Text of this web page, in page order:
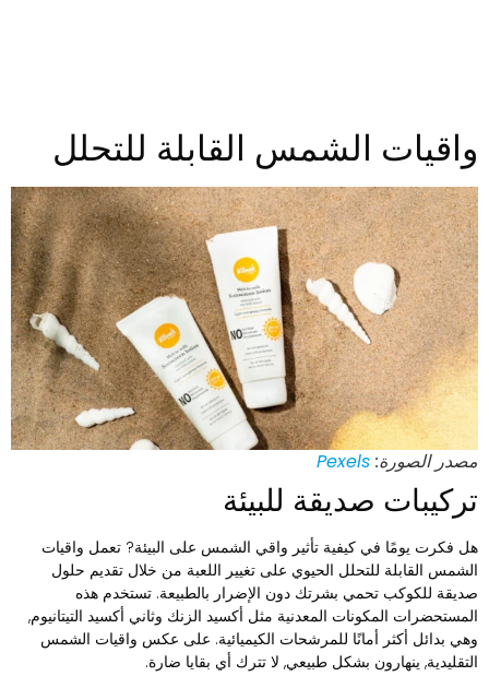
الشمس القابلة للتحلل
الصورة:Pexels
صديقة للبيئة
فكرت يومًا في كيفية تأثير واقي الشمس على البيئة? تعمل واقيات
القابلة للتحلل الحيوي على تغيير اللعبة من خلال تقديم حلول
للكوكب تحمي بشرتك دون الإضرار بالطبيعة. تستخدم هذه
المكونات المعدنية مثل أكسيد الزنك وثاني أكسيد التيتانيوم,
بدائل أكثر أمانًا للمرشحات الكيميائية. على عكس واقيات الشمس
ينهارون بشكل طبيعي, لا تترك أي بقايا ضارة.